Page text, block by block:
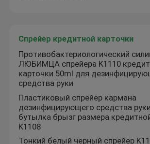
Дезодорантный палок
Пластиковый насос для сливок
Стеклянная бутылка
Спрейер кредитной карточки
Противобактериологический
ЛЮБИМЦА спрейера K1110
карточки 50ml для
средства руки
Пластиковый спрейер кармана
дезинфицирующего средства
бутылка брызг размера
K1108
Тонкий белый черный спрейер